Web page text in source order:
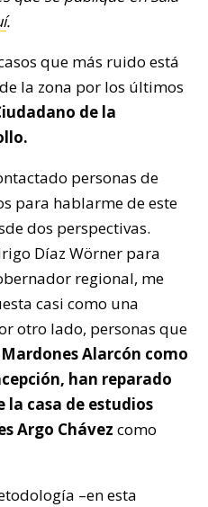
.
que más ruido está
la zona por los últimos
de la
personas de
para hablarme de este
dos perspectivas.
Díaz Wörner para
regional, me
casi como una
otro lado, personas que
Alarcón como
han reparado
la casa de estudios
Argo Chávez como
–en esta